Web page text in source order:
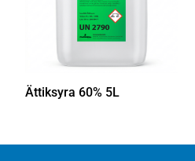
Ättiksyra 60% 5L